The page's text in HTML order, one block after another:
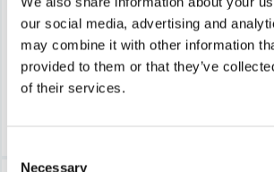
our social media, advertising and
may combine it with other information
provided to them or that they’ve
of their services.
Necessary
488 kr
411 kr
Leveranstid ifrån leverantör ca
7-10 arbetsdagar
283 kr